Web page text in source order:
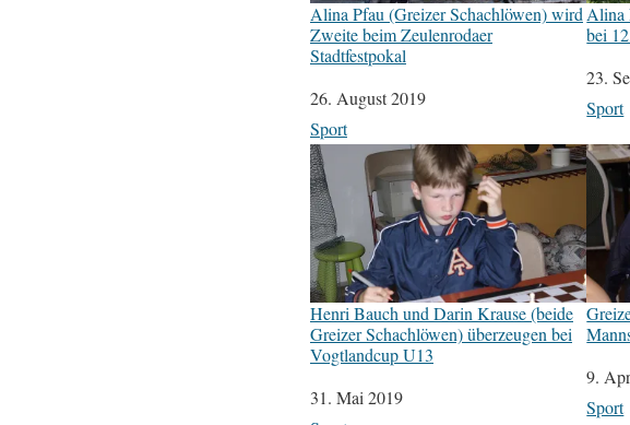
Alina Pfau (Greizer Schachlöwen) wird
Zweite beim Zeulenrodaer
Stadtfestpokal
Datum
26. August 2019
In Bezug auf
Sport
Alina
bei
23.
In
Sport
Henri Bauch und Darin Krause (beide
Greizer Schachlöwen) überzeugen bei
Vogtlandcup U13
Datum
31. Mai 2019
9.
In
Sport